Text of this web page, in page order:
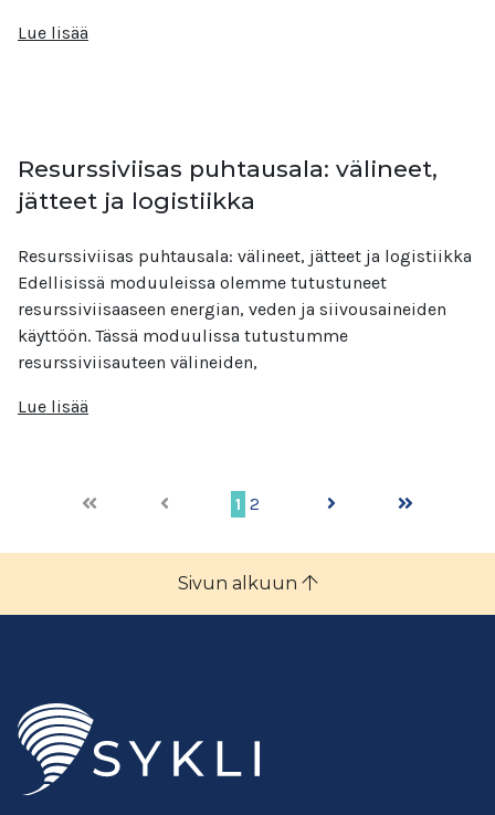
Lue lisää
Resurssiviisas puhtausala: välineet,
jätteet ja logistiikka
Resurssiviisas puhtausala: välineet, jätteet ja logistiikka
Edellisissä moduuleissa olemme tutustuneet
resurssiviisaaseen energian, veden ja siivousaineiden
käyttöön. Tässä moduulissa tutustumme
resurssiviisauteen välineiden,
Lue lisää
1 2
Sivun alkuun